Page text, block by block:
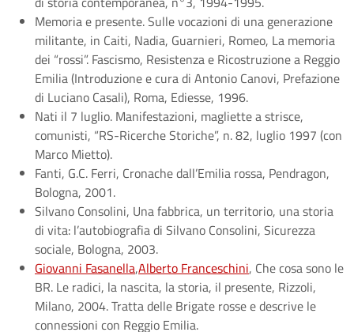
Memoria e presente. Sulle vocazioni di una generazione
militante, in Caiti, Nadia, Guarnieri, Romeo, La memoria
dei “rossi”. Fascismo, Resistenza e Ricostruzione a Reggio
Emilia (Introduzione e cura di Antonio Canovi, Prefazione
di Luciano Casali), Roma, Ediesse, 1996.
Nati il 7 luglio. Manifestazioni, magliette a strisce,
comunisti, “RS-Ricerche Storiche”, n. 82, luglio 1997 (con
Marco Mietto).
Fanti, G.C. Ferri, Cronache dall’Emilia rossa, Pendragon,
Bologna, 2001.
Silvano Consolini, Una fabbrica, un territorio, una storia
di vita: l’autobiografia di Silvano Consolini, Sicurezza
sociale, Bologna, 2003.
Giovanni Fasanella,Alberto Franceschini, Che cosa sono le
BR. Le radici, la nascita, la storia, il presente, Rizzoli,
Milano, 2004. Tratta delle Brigate rosse e descrive le
connessioni con Reggio Emilia.